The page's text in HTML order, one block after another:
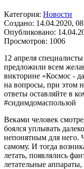
Категория: Новости
Создано: 14.04.2020,
Опубликовано:
Просмотров: 1006
12 апреля
предложили всем
викторине «Космос -
на вопросы, при этом
ответы оставляйте в
#сидимдомаспользой
Веками человек
боялся уплывать
непонятным для него.
самому. И тогда
летать, появлялись
летательные